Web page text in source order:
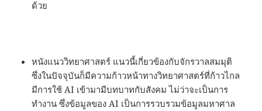
ด้วย
หนังแนววิทยาศาสตร์ แนวนี้เกี่ยวข้องกับจักรวาลสมมุติ
ซึ่งในปัจจุบันก็มีความก้าวหน้าทางวิทยาศาสตร์ที่ก้าวไกล
มีการใช้ AI เข้ามามีบทบาทกับสังคม ไม่ว่าจะเป็นการ
ทำงาน ซึ่งข้อมูลของ AI เป็นการรวบรวมข้อมูลมหาศาล